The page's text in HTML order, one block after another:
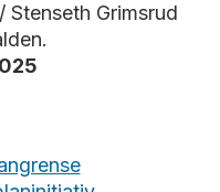
/ Stenseth Grimsrud